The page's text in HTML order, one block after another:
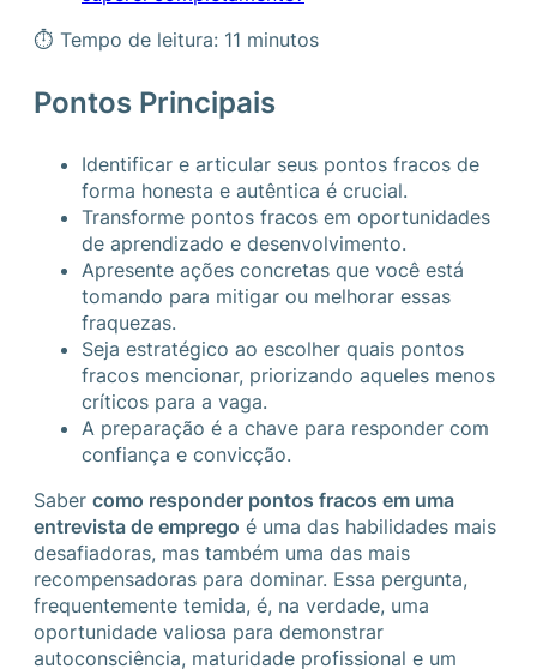
⏱ Tempo de leitura: 11 minutos
Pontos Principais
Identificar e articular seus pontos fracos de
forma honesta e autêntica é crucial.
Transforme pontos fracos em oportunidades
de aprendizado e desenvolvimento.
Apresente ações concretas que você está
tomando para mitigar ou melhorar essas
fraquezas.
Seja estratégico ao escolher quais pontos
fracos mencionar, priorizando aqueles menos
críticos para a vaga.
A preparação é a chave para responder com
confiança e convicção.
Saber como responder pontos fracos em uma
entrevista de emprego é uma das habilidades mais
desafiadoras, mas também uma das mais
recompensadoras para dominar. Essa pergunta,
frequentemente temida, é, na verdade, uma
oportunidade valiosa para demonstrar
autoconsciência, maturidade profissional e um